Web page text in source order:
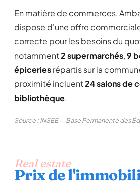
En matière de commerces,
dispose d'une offre
correcte pour les besoins du
notamment2 supermarchés,9
épiceriesrépartis sur la
proximité incluent24 salons de
bibliothèque.
Source : INSEE — Base Permanente des
Real estate
Prix de